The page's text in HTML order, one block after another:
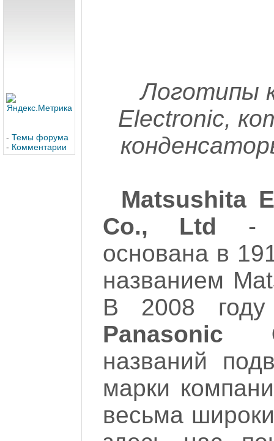
- Темы форума
- Комментарии
Логотипы
Electronic,
Matsushita
Co., Ltd -
основана в
названием
В 2008
Panasonic
названий
марки
весьма